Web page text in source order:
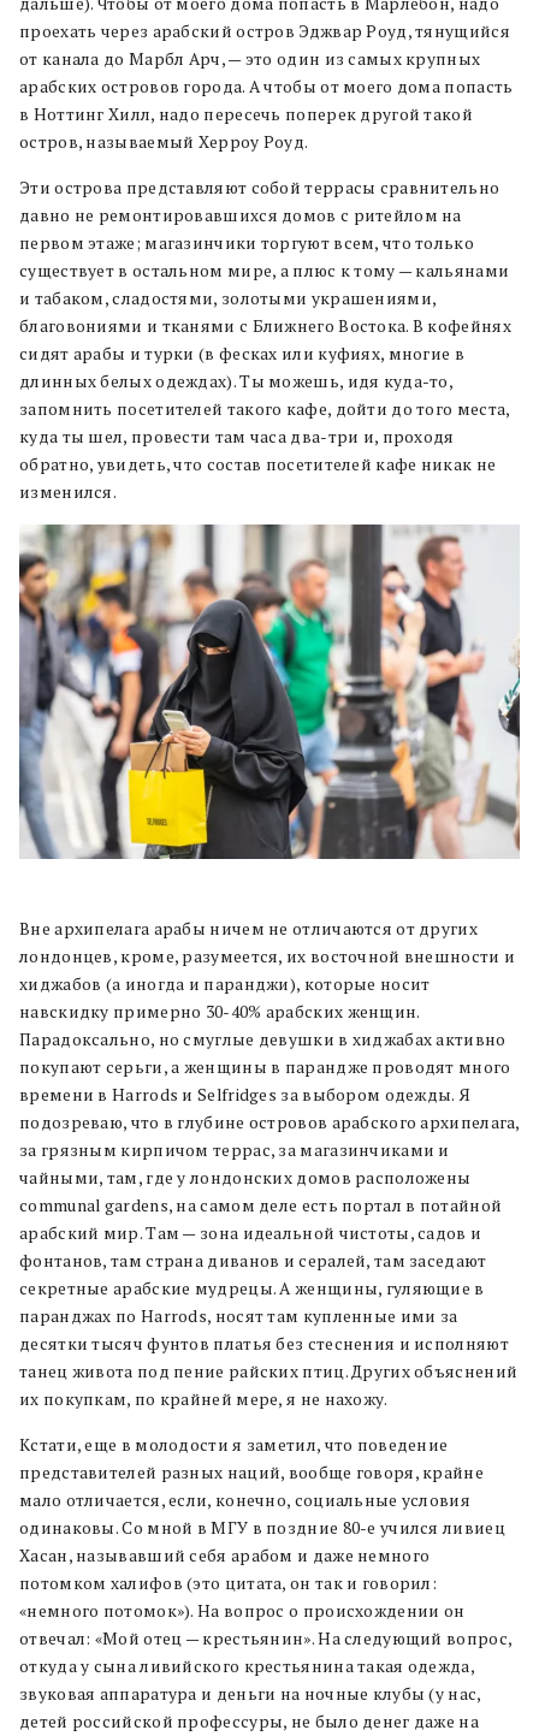
проехать через арабский остров Эджвар Роуд, тянущийся
от канала до Марбл Арч, — это один из самых крупных
арабских островов города. А чтобы от моего дома попасть
в Ноттинг Хилл, надо пересечь поперек другой такой
остров, называемый Херроу Роуд.
Эти острова представляют собой террасы сравнительно
давно не ремонтировавшихся домов с ритейлом на
первом этаже; магазинчики торгуют всем, что только
существует в остальном мире, а плюс к тому — кальянами
и табаком, сладостями, золотыми украшениями,
благовониями и тканями с Ближнего Востока. В кофейнях
сидят арабы и турки (в фесках или куфиях, многие в
длинных белых одеждах). Ты можешь, идя куда-то,
запомнить посетителей такого кафе, дойти до того места,
куда ты шел, провести там часа два-три и, проходя
обратно, увидеть, что состав посетителей кафе никак не
изменился.
Вне архипелага арабы ничем не отличаются от других
лондонцев, кроме, разумеется, их восточной внешности и
хиджабов (а иногда и паранджи), которые носит
навскидку примерно 30-40% арабских женщин.
Парадоксально, но смуглые девушки в хиджабах активно
покупают серьги, а женщины в парандже проводят много
времени в Harrods и Selfridges за выбором одежды. Я
подозреваю, что в глубине островов арабского архипелага,
за грязным кирпичом террас, за магазинчиками и
чайными, там, где у лондонских домов расположены
communal gardens, на самом деле есть портал в потайной
арабский мир. Там — зона идеальной чистоты, садов и
фонтанов, там страна диванов и сералей, там заседают
секретные арабские мудрецы. А женщины, гуляющие в
паранджах по Harrods, носят там купленные ими за
десятки тысяч фунтов платья без стеснения и исполняют
танец живота под пение райских птиц. Других объяснений
их покупкам, по крайней мере, я не нахожу.
Кстати, еще в молодости я заметил, что поведение
представителей разных наций, вообще говоря, крайне
мало отличается, если, конечно, социальные условия
одинаковы. Со мной в МГУ в поздние 80-е учился ливиец
Хасан, называвший себя арабом и даже немного
потомком халифов (это цитата, он так и говорил:
«немного потомок»). На вопрос о происхождении он
отвечал: «Мой отец — крестьянин». На следующий вопрос,
откуда у сына ливийского крестьянина такая одежда,
звуковая аппаратура и деньги на ночные клубы (у нас,
детей российской профессуры, не было денег даже на